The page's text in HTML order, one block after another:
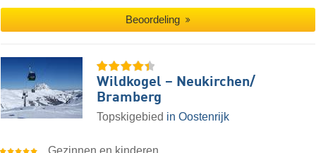
Beoordeling
Wildkogel – Neukirchen/​
Bramberg
Topskigebied in Oostenrijk